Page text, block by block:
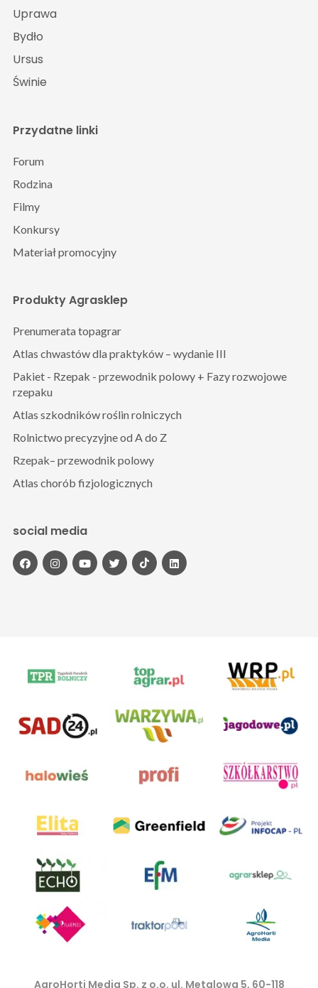
Uprawa
Bydło
Ursus
Świnie
Produkty Agrasklep
Prenumerata topagrar
Atlas chwastów dla praktyków – wydanie III
Pakiet - Rzepak - przewodnik polowy + Fazy rozwojowe
rzepaku
Atlas szkodników roślin rolniczych
Rolnictwo precyzyjne od A do Z
Rzepak– przewodnik polowy
Atlas chorób fizjologicznych
Przydatne linki
Forum
Rodzina
Filmy
Konkursy
Materiał promocyjny
social media
AgroHorti Media Sp. z o.o. ul. Metalowa 5, 60-118